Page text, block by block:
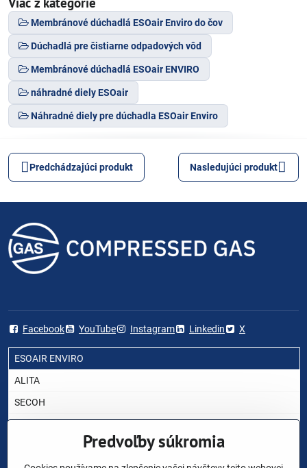
Membránové dúchadlá ESOair Enviro do čov
Dúchadlá pre čistiarne odpadových vôd
Membránové dúchadlá ESOair ENVIRO
náhradné diely ESOair
Náhradné diely pre dúchadla ESOair Enviro
Predchádzajúci produkt Nasledujúci produkt
Facebook YouTube Instagram Linkedin X
ESOAIR ENVIRO
ALITA
SECOH
Predvoľby súkromia